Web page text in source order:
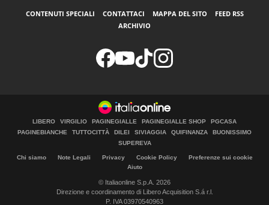
CONTENUTI SPECIALI CONTATTACI MAPPA DEL SITO
FEED RSS
ARCHIVIO
LIBERO VIRGILIO PAGINEGIALLE PAGINEGIALLE SHOP
PGCASA
PAGINEBIANCHE
TUTTOCITTÀ DILEI SIVIAGGIA QUIFINANZA
BUONISSIMO
SUPEREVA
Chi siamo Note Legali Privacy Cookie Policy
Preferenze sui cookie
Aiuto
© Italiaonline S.p.A. 2026
Direzione e coordinamento di Libero Acquisition S.á r.l.
P. IVA 03970540963